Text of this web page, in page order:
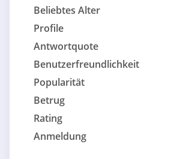
Beliebtes Alter
Profile
Antwortquote
Benutzerfreundlichkeit
Popularität
Betrug
Rating
Anmeldung